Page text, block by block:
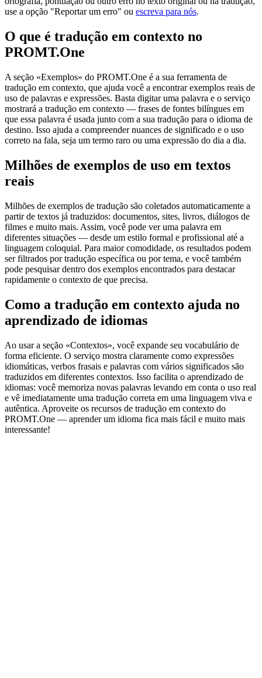
use a opção "Reportar um erro" ou escreva para nós.
O que é tradução em contexto no
PROMT.One
A seção «Exemplos» do PROMT.One é a sua ferramenta de
tradução em contexto, que ajuda você a encontrar exemplos reais de
uso de palavras e expressões. Basta digitar uma palavra e o serviço
mostrará a tradução em contexto — frases de fontes bilíngues em
que essa palavra é usada junto com a sua tradução para o idioma de
destino. Isso ajuda a compreender nuances de significado e o uso
correto na fala, seja um termo raro ou uma expressão do dia a dia.
Milhões de exemplos de uso em textos
reais
Milhões de exemplos de tradução são coletados automaticamente a
partir de textos já traduzidos: documentos, sites, livros, diálogos de
filmes e muito mais. Assim, você pode ver uma palavra em
diferentes situações — desde um estilo formal e profissional até a
linguagem coloquial. Para maior comodidade, os resultados podem
ser filtrados por tradução específica ou por tema, e você também
pode pesquisar dentro dos exemplos encontrados para destacar
rapidamente o contexto de que precisa.
Como a tradução em contexto ajuda no
aprendizado de idiomas
Ao usar a seção «Contextos», você expande seu vocabulário de
forma eficiente. O serviço mostra claramente como expressões
idiomáticas, verbos frasais e palavras com vários significados são
traduzidos em diferentes contextos. Isso facilita o aprendizado de
idiomas: você memoriza novas palavras levando em conta o uso real
e vê imediatamente uma tradução correta em uma linguagem viva e
autêntica. Aproveite os recursos de tradução em contexto do
PROMT.One — aprender um idioma fica mais fácil e muito mais
interessante!